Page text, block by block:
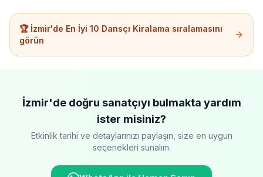
🏆 İzmir'de En İyi 10 Dansçı Kiralama sıralamasını
görün
İzmir'dedoğru sanatçıyı bulmakta yardım
ister misiniz?
Etkinlik tarihi ve detaylarınızı paylaşın, size en uygun
seçenekleri sunalım.